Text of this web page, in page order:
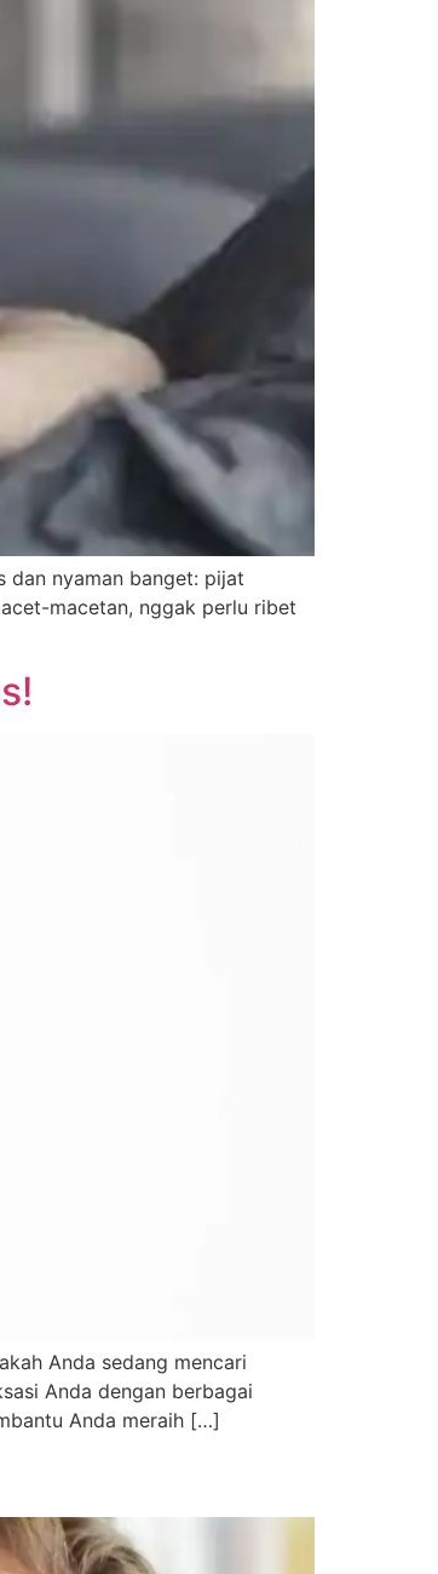
dan nyaman banget: pijat
macetan, nggak perlu ribet
Anda sedang mencari
Anda dengan berbagai
Anda meraih […]